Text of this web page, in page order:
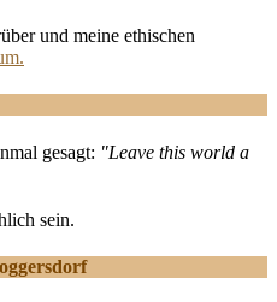
und meine ethischen
gesagt: "Leave this world a
sein.